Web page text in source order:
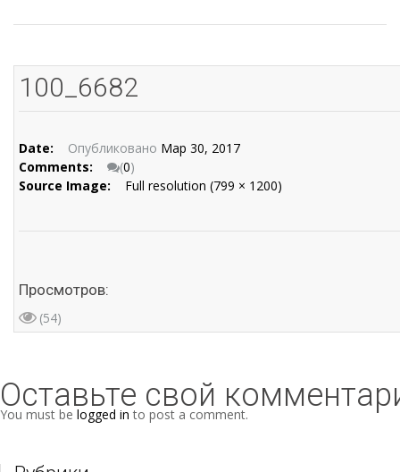
100_6682
Date: Опубликовано Мар 30, 2017
Comments:
(0)
Source Image:
Full resolution (799 × 1200)
Просмотров:
(54)
Оставьте свой
You must be logged in to post a comment.